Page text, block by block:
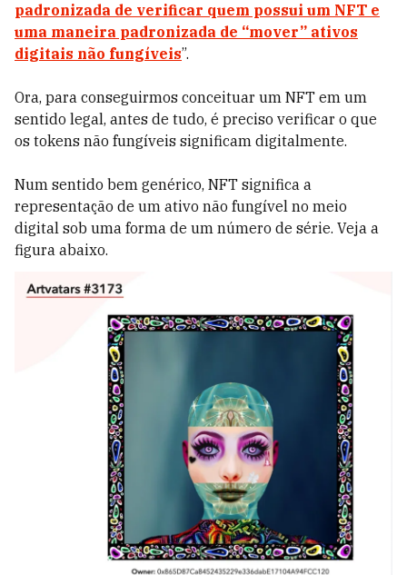
padronizada de verificar quem possui um NFT e
uma maneira padronizada de “mover” ativos
digitais não fungíveis”.
Ora, para conseguirmos conceituar um NFT em um
sentido legal, antes de tudo, é preciso verificar o que
os tokens não fungíveis significam digitalmente.
Num sentido bem genérico, NFT significa a
representação de um ativo não fungível no meio
digital sob uma forma de um número de série. Veja a
figura abaixo.